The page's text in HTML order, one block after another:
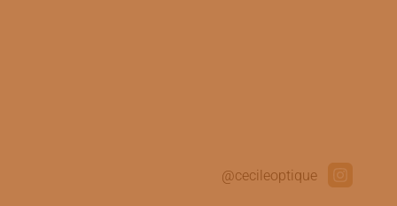
@cecileoptique